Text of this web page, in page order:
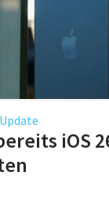
iOS